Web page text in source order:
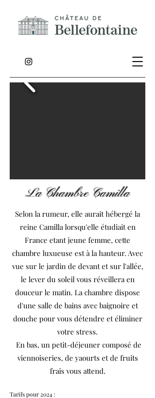
La Chambre Camilla
Selon la rumeur, elle aurait hébergé la
reine Camilla lorsqu'elle étudiait en
France etant jeune femme, cette
chambre luxueuse est à la hauteur. Avec
vue sur le jardin de devant et sur l'allée,
le lever du soleil vous réveillera en
douceur le matin. La chambre dispose
d'une salle de bains avec baignoire et
douche pour vous détendre et éliminer
votre stress.
En bas, un petit-déjeuner composé de
viennoiseries, de yaourts et de fruits
frais vous attend.
Tarifs pour 2024 :